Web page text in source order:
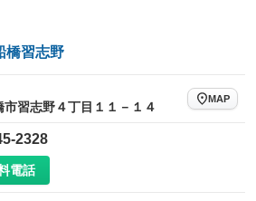
習志野
市習志野４丁目１１－１４
MAP
2328
電話